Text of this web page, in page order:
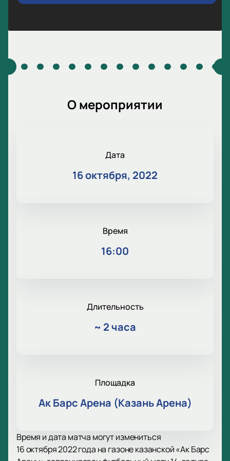
О мероприятии
Дата
16 октября, 2022
Время
16:00
Длительность
~ 2 часа
Площадка
Ак Барс Арена (Казань Арена)
Время и дата матча могут измениться
16 октября 2022 года на газоне казанской «Ак Барс